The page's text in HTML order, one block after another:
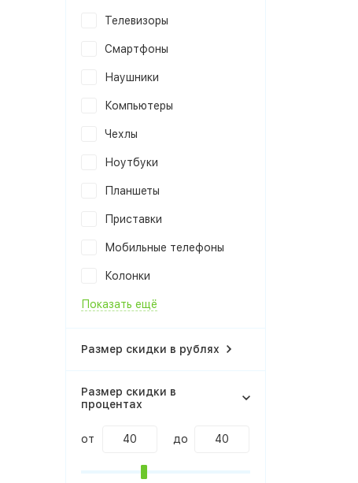
Телевизоры
Смартфоны
Наушники
Компьютеры
Чехлы
Ноутбуки
Планшеты
Приставки
Мобильные телефоны
Колонки
Показать ещё
Размер скидки в рублях
Размер скидки в
процентах
от до